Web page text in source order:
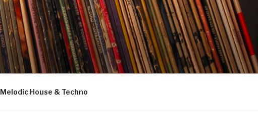
Melodic House & Techno